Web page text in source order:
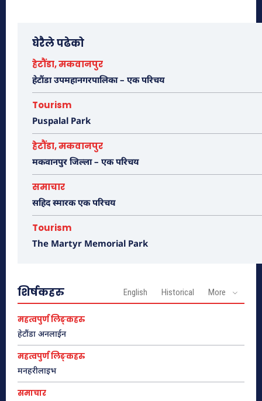
आकर्षक पर्यटकीय गन्तव्य बन्दै जुरेथुम
प्रमुख गन्तव्यहरु
घेरैले पढेको
हेटौंडा, मकवानपुर
हेटौंडा उपमहानगरपालिका – एक परिचय
Tourism
Puspalal Park
हेटौंडा, मकवानपुर
मकवानपुर जिल्ला – एक परिचय
समाचार
सहिद स्मारक एक परिचय
Tourism
The Martyr Memorial Park
शिर्षकहरु English Historical More
महत्वपुर्ण लिङ्कहरु
हेटौंडा अनलाईन
महत्वपुर्ण लिङ्कहरु
मनहरीलाइभ
समाचार